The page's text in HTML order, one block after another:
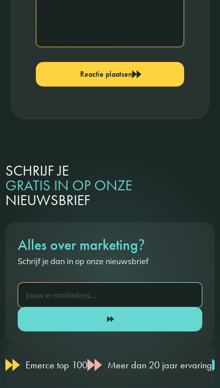
Reactie plaatsen
SCHRIJF JE
GRATIS IN OP ONZE
NIEUWSBRIEF
Alles over marketing?
Schrijf je dan in op onze nieuwsbrief
Emerce top 100 Meer dan 20 jaar ervaring